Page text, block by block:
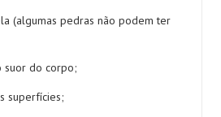
(algumas pedras não podem ter
suor do corpo;
superfícies;